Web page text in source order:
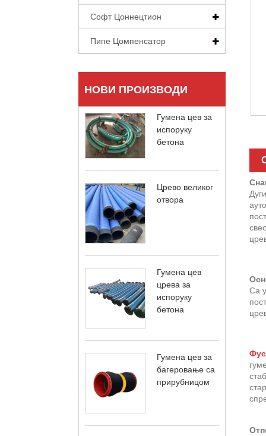
Софт Цоннецтион
Пипе Цомпенсатор
НОВИ ПРОИЗВОДИ
Гумена цев за
испоруку
бетона
Црево великог
отвора
Гумена цев
црева за
испоруку
бетона
Гумена цев за
багеровање са
прирубницом
Са